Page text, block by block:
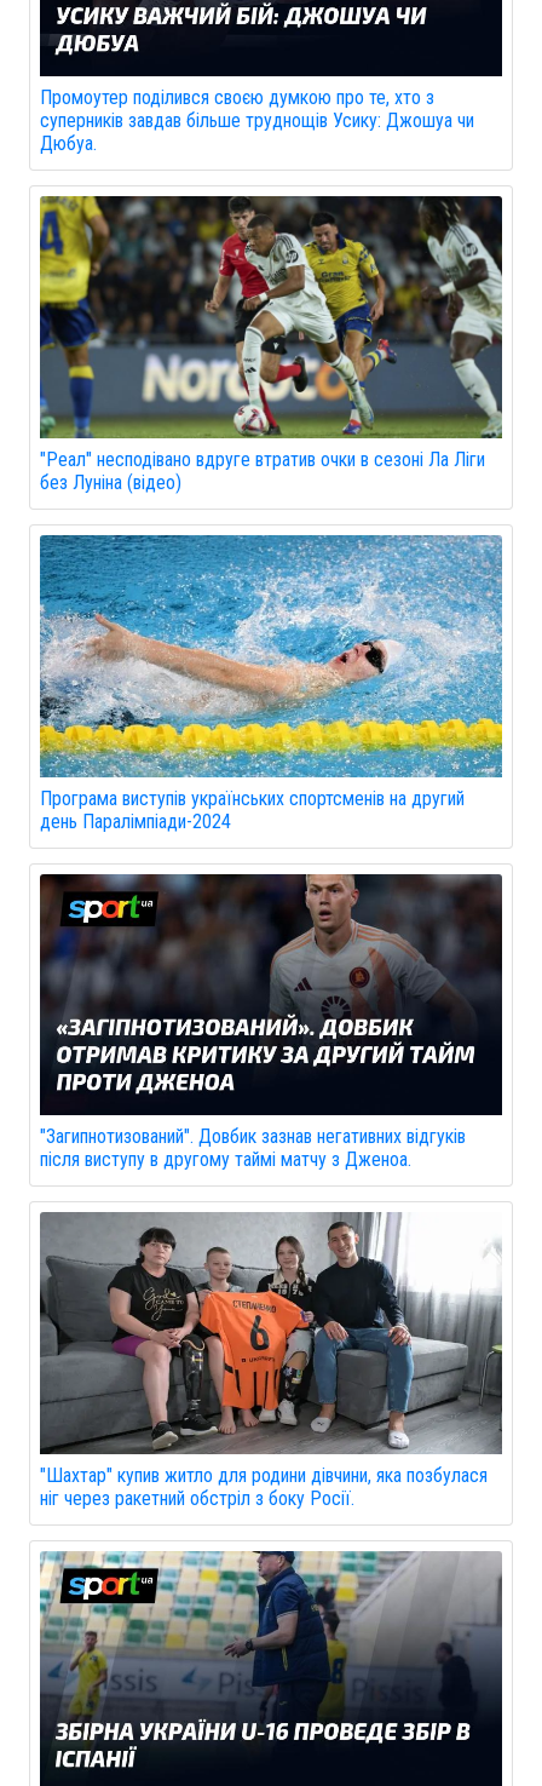
Промоутер поділився своєю думкою про те, хто з
суперників завдав більше труднощів Усику: Джошуа чи
Дюбуа.
"Реал" несподівано вдруге втратив очки в сезоні Ла Ліги
без Луніна (відео)
Програма виступів українських спортсменів на другий
день Паралімпіади-2024
"Загипнотизований". Довбик зазнав негативних відгуків
після виступу в другому таймі матчу з Дженоа.
"Шахтар" купив житло для родини дівчини, яка позбулася
ніг через ракетний обстріл з боку Росії.